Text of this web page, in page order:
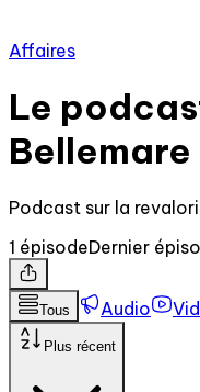
Affaires
Le
Bellemare
Podcast sur la
1 épisodeDernier
Tous Audio
Plus récent